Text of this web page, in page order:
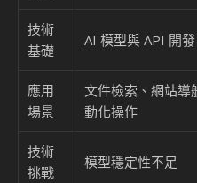
技術
基礎
AI 模型與 API 開發
應用
場景
文件檢索、網站導
動化操作
技術
挑戰
模型穩定性不足